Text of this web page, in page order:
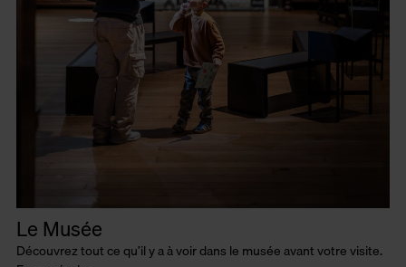
Le Musée
Découvrez tout ce qu’il y a à voir dans le musée avant votre visite.